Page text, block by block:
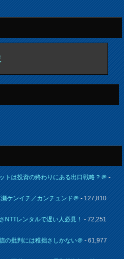
トは投資の終わりにある出口戦略？＠-
ケンイチ／カンチュンド＠- 127,810
NTTレンタルで遅い人必見！- 72,251
の批判には稚拙さしかない＠- 61,977